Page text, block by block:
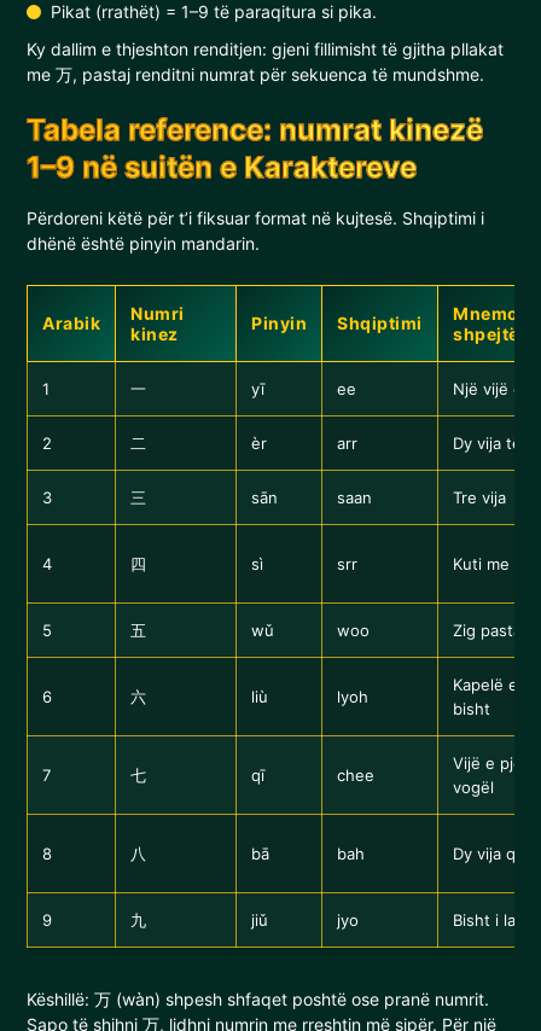
Pikat (rrathët) = 1–9 të paraqitura si pika.
Ky dallim e thjeshton renditjen: gjeni fillimisht të gjitha pllakat
me 万, pastaj renditni numrat për sekuenca të mundshme.
Tabela reference: numrat kinezë
1–9 në suitën e Karaktereve
Përdoreni këtë për t’i fiksuar format në kujtesë. Shqiptimi i
dhënë është pinyin mandarin.
Arabik
Numri
kinez
Pinyin Shqiptimi
shpejtë
1 一 yī ee Një vijë e
2 二 èr arr Dy vija të
3 三 sān saan Tre vija
4 四 sì srr Kuti me
5 五 wǔ woo Zig pastaj
6 六 liù lyoh
Kapelë e
bisht
7 七 qī chee
Vijë e
vogël
8 八 bā bah Dy vija që
9 九 jiǔ jyo Bisht i
Këshillë: 万 (wàn) shpesh shfaqet poshtë ose pranë numrit.
Sapo të shihni 万, lidhni numrin me rreshtin më sipër. Për një